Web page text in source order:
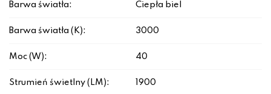
Barwa światła: Ciepła biel
Barwa światła (K): 3000
Moc (W): 40
Strumień świetlny (LM): 1900